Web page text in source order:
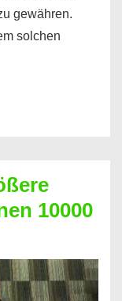
gewähren.
solchen
10000